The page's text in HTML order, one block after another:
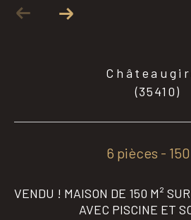
(35410)
6 pièces -
VENDU ! MAISON DE 150 M²
AVEC PISCINE ET